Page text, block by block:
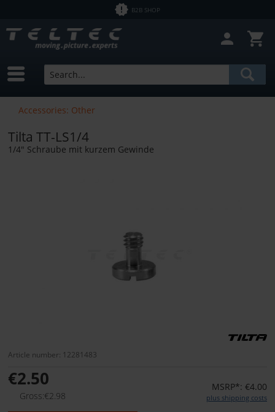
B2B SHOP
Accessories: Other
Tilta TT-LS1/4
1/4" Schraube mit kurzem Gewinde
Article number: 12281483
€2.50
Gross:€2.98
MSRP*: €4.00
plus shipping costs